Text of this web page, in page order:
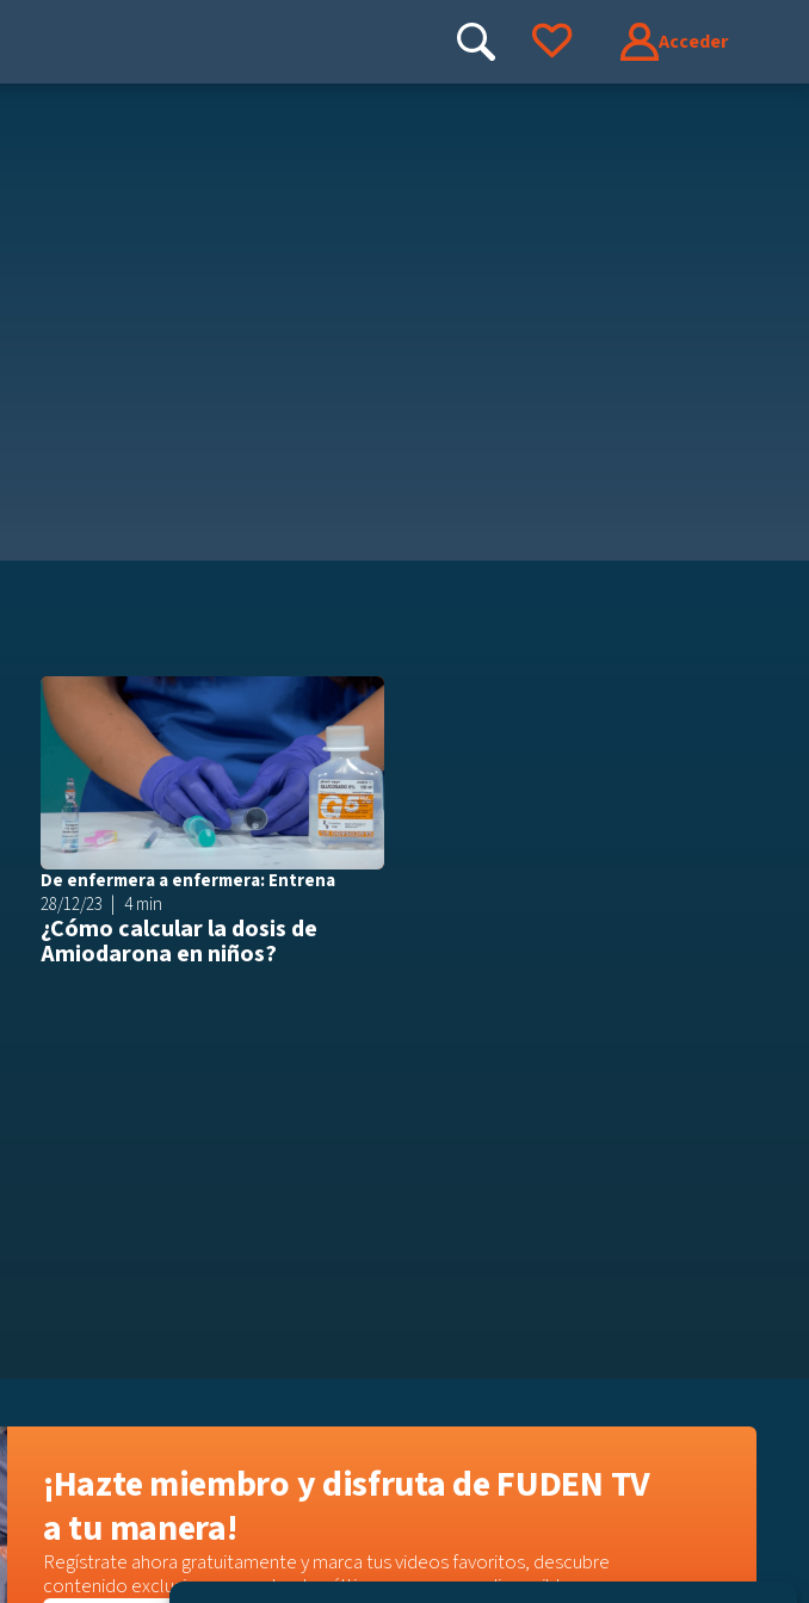
Buscar Ir a tus favoritosAcceder
Añadir a playlist Añadir a playlist
De enfermera a enfermera: Entrena
28/12/23
4 min
¿Cómo calcular la dosis de
Amiodarona en niños?
¡Hazte miembro y disfruta de FUDEN TV
a tu manera!
Regístrate ahora gratuitamente y marca tus videos favoritos, descubre
contenido exclusivo o accede a los últimos programas disponibles.